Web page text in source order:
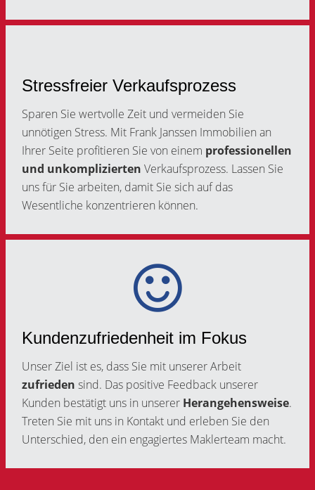
Stressfreier Verkaufsprozess
Sparen Sie wertvolle Zeit und vermeiden Sie
unnötigen Stress. Mit Frank Janssen Immobilien an
Ihrer Seite profitieren Sie von einem professionellen
und unkomplizierten Verkaufsprozess. Lassen Sie
uns für Sie arbeiten, damit Sie sich auf das
Wesentliche konzentrieren können.
Kundenzufriedenheit im Fokus
Unser Ziel ist es, dass Sie mit unserer Arbeit
zufrieden sind. Das positive Feedback unserer
Kunden bestätigt uns in unserer Herangehensweise.
Treten Sie mit uns in Kontakt und erleben Sie den
Unterschied, den ein engagiertes Maklerteam macht.